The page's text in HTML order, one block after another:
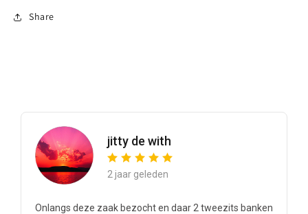
Share
jitty de with
2 jaar geleden
Onlangs deze zaak bezocht en daar 2 tweezits banken